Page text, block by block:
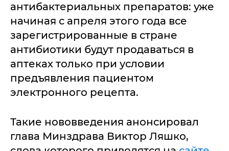
антибактериальных препаратов: уже
начиная с апреля этого года все
зарегистрированные в стране
антибиотики будут продаваться в
аптеках только при условии
предъявления пациентом
электронного рецепта.
Такие нововведения анонсировал
глава Минздрава Виктор Ляшко,